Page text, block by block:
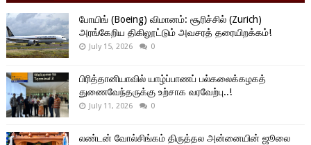
போயிங் (Boeing) விமானம்: சூரிச்சில் (Zurich)
அரங்கேறிய திகிலூட்டும் அவசரத் தரையிறக்கம்!
July 15, 2026 0
பிரித்தானியாவில் யாழ்ப்பாணப் பல்கலைக்கழகத்
துணைவேந்தருக்கு உற்சாக வரவேற்பு..!
July 11, 2026 0
லண்டன் வோல்சிங்கம் திருத்தல அன்னையின் ஜூலை